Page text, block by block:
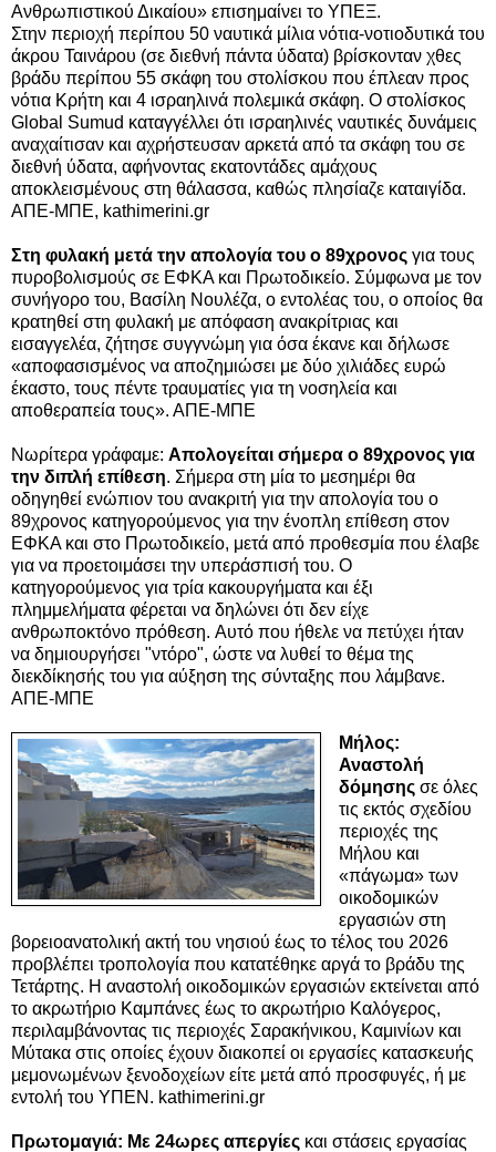
Ανθρωπιστικού Δικαίου» επισημαίνει το ΥΠΕΞ.
Στην περιοχή περίπου 50 ναυτικά μίλια νότια-νοτιοδυτικά του
άκρου Ταινάρου (σε διεθνή πάντα ύδατα) βρίσκονταν χθες
βράδυ περίπου 55 σκάφη του στολίσκου που έπλεαν προς
νότια Κρήτη και 4 ισραηλινά πολεμικά σκάφη. Ο στολίσκος
Global Sumud καταγγέλλει ότι ισραηλινές ναυτικές δυνάμεις
αναχαίτισαν και αχρήστευσαν αρκετά από τα σκάφη του σε
διεθνή ύδατα, αφήνοντας εκατοντάδες αμάχους
αποκλεισμένους στη θάλασσα, καθώς πλησίαζε καταιγίδα.
ΑΠΕ-ΜΠΕ, kathimerini.gr
Στη φυλακή μετά την απολογία του ο 89χρονος για τους
πυροβολισμούς σε ΕΦΚΑ και Πρωτοδικείο. Σύμφωνα με τον
συνήγορο του, Βασίλη Νουλέζα, ο εντολέας του, ο οποίος θα
κρατηθεί στη φυλακή με απόφαση ανακρίτριας και
εισαγγελέα, ζήτησε συγγνώμη για όσα έκανε και δήλωσε
«αποφασισμένος να αποζημιώσει με δύο χιλιάδες ευρώ
έκαστο, τους πέντε τραυματίες για τη νοσηλεία και
αποθεραπεία τους». ΑΠΕ-ΜΠΕ
Νωρίτερα γράφαμε: Απολογείται σήμερα ο 89χρονος για
την διπλή επίθεση. Σήμερα στη μία το μεσημέρι θα
οδηγηθεί ενώπιον του ανακριτή για την απολογία του ο
89χρονος κατηγορούμενος για την ένοπλη επίθεση στον
ΕΦΚΑ και στο Πρωτοδικείο, μετά από προθεσμία που έλαβε
για να προετοιμάσει την υπεράσπισή του. Ο
κατηγορούμενος για τρία κακουργήματα και έξι
πλημμελήματα φέρεται να δηλώνει ότι δεν είχε
ανθρωποκτόνο πρόθεση. Αυτό που ήθελε να πετύχει ήταν
να δημιουργήσει "ντόρο", ώστε να λυθεί το θέμα της
διεκδίκησής του για αύξηση της σύνταξης που λάμβανε.
ΑΠΕ-ΜΠΕ
Μήλος:
Αναστολή
δόμησηςσε όλες
τις εκτός σχεδίου
περιοχές της
Μήλου και
«πάγωμα» των
οικοδομικών
εργασιών στη
βορειοανατολική ακτή του νησιού έως το τέλος του 2026
προβλέπει τροπολογία που κατατέθηκε αργά το βράδυ της
Τετάρτης. Η αναστολή οικοδομικών εργασιών εκτείνεται από
το ακρωτήριο Καμπάνες έως το ακρωτήριο Καλόγερος,
περιλαμβάνοντας τις περιοχές Σαρακήνικου, Καμινίων και
Μύτακα στις οποίες έχουν διακοπεί οι εργασίες κατασκευής
μεμονωμένων ξενοδοχείων είτε μετά από προσφυγές, ή με
εντολή του ΥΠΕΝ. kathimerini.gr
Πρωτομαγιά: Με 24ωρες απεργίες και στάσεις εργασίας